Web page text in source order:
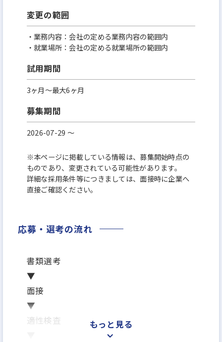
変更の範囲
・業務内容：会社の定める業務内容の範囲内
・就業場所：会社の定める就業場所の範囲内
試用期間
3ヶ月～最大6ヶ月
募集期間
2026-07-29 〜
※本ページに掲載している情報は、募集開始時点の
ものであり、変更されている可能性があります。
詳細な採用条件等につきましては、面接時に企業へ
直接ご確認ください。
応募・選考の流れ
書類選考
▼
面接
▼
適性検査
もっと見る